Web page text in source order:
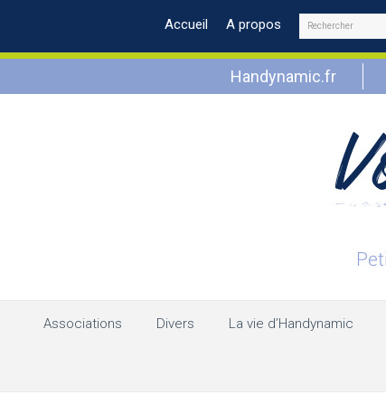
Accueil A propos Rechercher
Handynamic.fr
Associations Divers La vie d’Handynamic